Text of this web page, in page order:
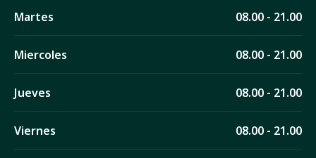
Martes 08.00 - 21.00
Miercoles 08.00 - 21.00
Jueves 08.00 - 21.00
Viernes 08.00 - 21.00